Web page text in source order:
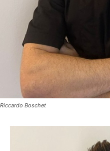
Riccardo Boschet